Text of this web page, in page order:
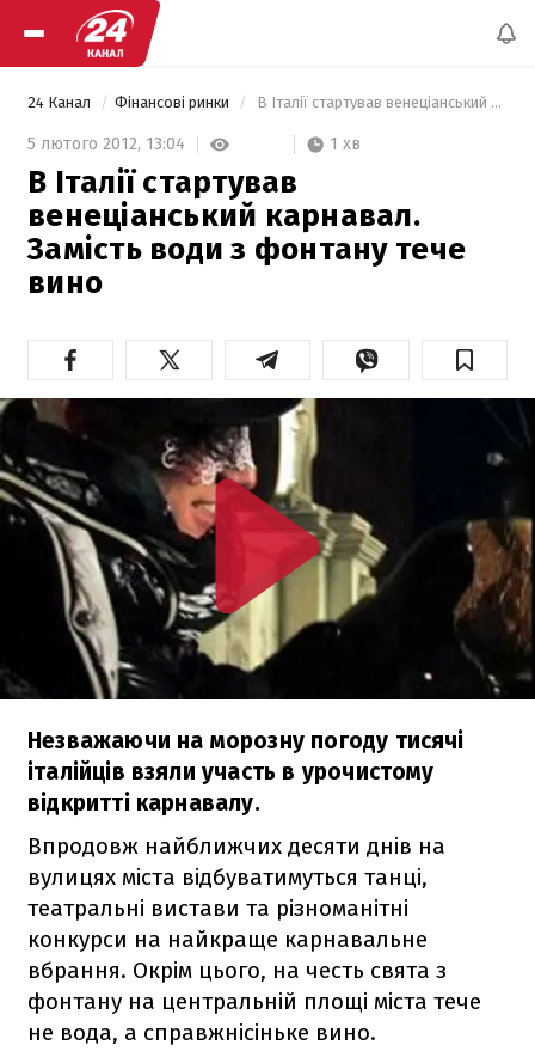
24 Канал Фінансові ринки В Італії стартував венеціанський карнавал. Замість води з фонтану тече вино
5 лютого 2012, 13:04 1 хв
В Італії стартував
венеціанський карнавал.
Замість води з фонтану тече
вино
Незважаючи на морозну погоду тисячі
італійців взяли участь в урочистому
відкритті карнавалу.
Впродовж найближчих десяти днів на
вулицях міста відбуватимуться танці,
театральні вистави та різноманітні
конкурси на найкраще карнавальне
вбрання. Окрім цього, на честь свята з
фонтану на центральній площі міста тече
не вода, а справжнісіньке вино.